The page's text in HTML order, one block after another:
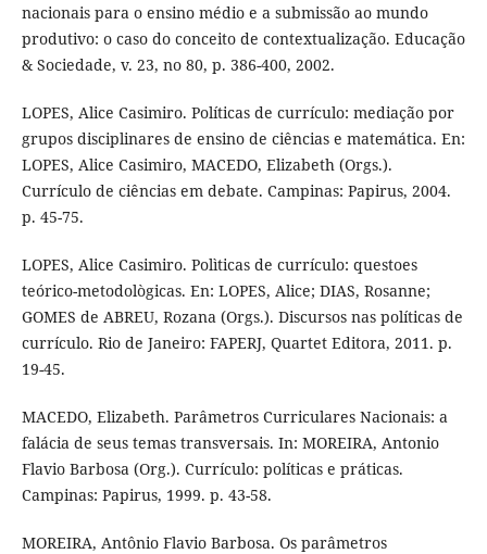
nacionais para o ensino médio e a submissão ao mundo
produtivo: o caso do conceito de contextualização. Educação
& Sociedade, v. 23, no 80, p. 386-400, 2002.
LOPES, Alice Casimiro. Políticas de currículo: mediação por
grupos disciplinares de ensino de ciências e matemática. En:
LOPES, Alice Casimiro, MACEDO, Elizabeth (Orgs.).
Currículo de ciências em debate. Campinas: Papirus, 2004.
p. 45-75.
LOPES, Alice Casimiro. Polìticas de currículo: questoes
teórico-metodològicas. En: LOPES, Alice; DIAS, Rosanne;
GOMES de ABREU, Rozana (Orgs.). Discursos nas políticas de
currículo. Rio de Janeiro: FAPERJ, Quartet Editora, 2011. p.
19-45.
MACEDO, Elizabeth. Parâmetros Curriculares Nacionais: a
falácia de seus temas transversais. In: MOREIRA, Antonio
Flavio Barbosa (Org.). Currículo: políticas e práticas.
Campinas: Papirus, 1999. p. 43-58.
MOREIRA, Antônio Flavio Barbosa. Os parâmetros